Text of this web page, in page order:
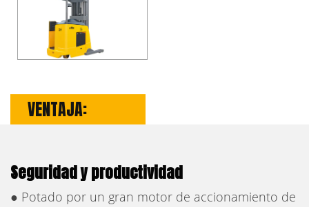
VENTAJA:
Seguridad y productividad
● Potado por un gran motor de accionamiento de